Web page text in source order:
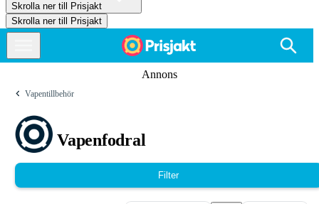
Skrolla ner till Prisjakt
Skrolla ner till Prisjakt
Annons
Vapentillbehör
Vapenfodral
Filter